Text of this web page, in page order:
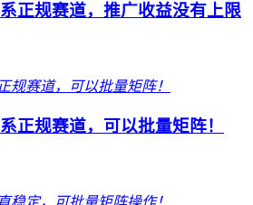
正规赛道，推广收益没有上限
正规赛道，可以批量矩阵！